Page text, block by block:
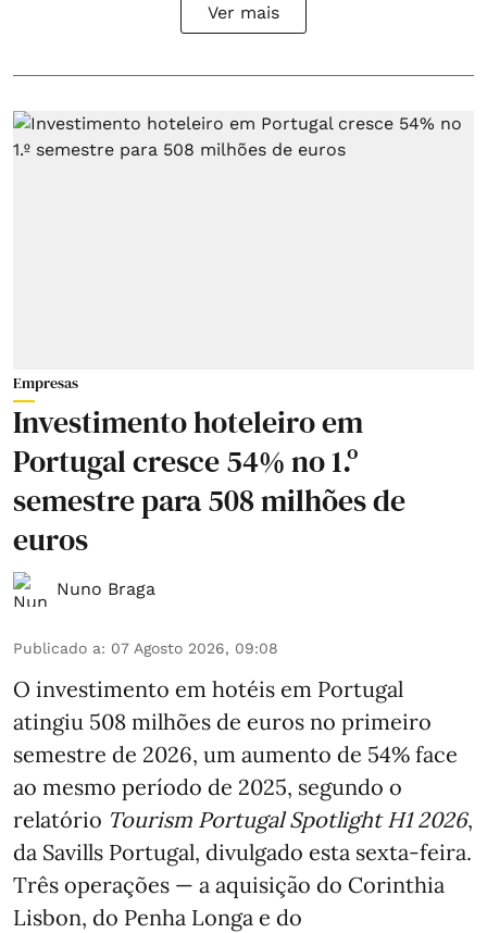
Ver mais
Empresas
Investimento hoteleiro em
Portugal cresce 54% no 1.º
semestre para 508 milhões de
euros
Nuno Braga
Publicado a: 07 Agosto 2026, 09:08
O investimento em hotéis em Portugal
atingiu 508 milhões de euros no primeiro
semestre de 2026, um aumento de 54% face
ao mesmo período de 2025, segundo o
relatório Tourism Portugal Spotlight H1 2026,
da Savills Portugal, divulgado esta sexta-feira.
Três operações — a aquisição do Corinthia
Lisbon, do Penha Longa e do